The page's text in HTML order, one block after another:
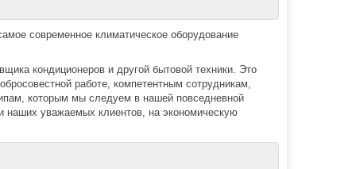
современное климатическое оборудование
кондиционеров и другой бытовой техники. Это
работе, компетентным сотрудникам,
которым мы следуем в нашей повседневной
наших уважаемых клиентов, на экономическую